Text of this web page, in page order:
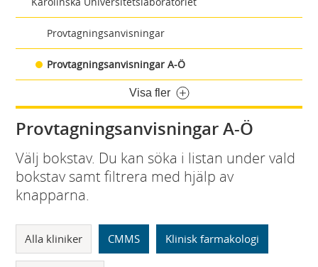
Provtagningsanvisningar
Provtagningsanvisningar A-Ö
Visa fler
Provtagningsanvisningar A-Ö
Välj bokstav. Du kan söka i listan under vald
bokstav samt filtrera med hjälp av
knapparna.
Alla kliniker CMMS Klinisk farmakologi